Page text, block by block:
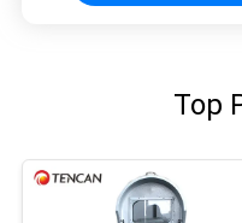
Top